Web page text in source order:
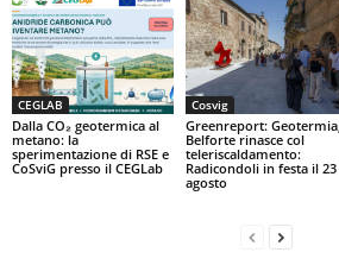
CEGLAB
Dalla CO₂ geotermica al
metano: la
sperimentazione di RSE e
CoSviG presso il CEGLab
Cosvig
Greenreport: Geotermia,
Belforte rinasce col
teleriscaldamento:
Radicondoli in festa il 23
agosto